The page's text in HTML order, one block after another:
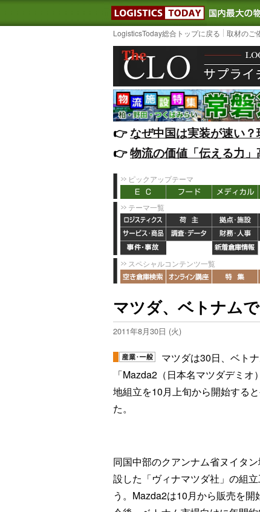
LogisticsToday総合トップに戻る 取材のご
👉️なぜ中国は実装が速い
👉️物流の価値「伝える力
ピックアップテーマ
テーマ一覧
スペシャルコンテンツ一覧
マツダ、ベトナム
2011年8月30日 (火)
マツダは30日、ベト
「Mazda2（日本名マツダデミオ
地組立を10月上旬から開始する
た。
同国中部のクアンナム省ヌイタ
設した「ヴィナマツダ社」の組
う。Mazda2は10月から販売を開